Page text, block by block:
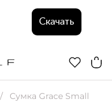
Скачать
Сумка Grace Small